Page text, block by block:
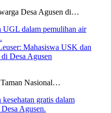
Desa Agusen di…
Mahasiswa USK dan
Desa Agusen
Nasional…